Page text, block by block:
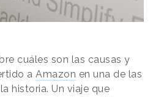
cuáles son las causas y
a Amazon en una de las
historia. Un viaje que